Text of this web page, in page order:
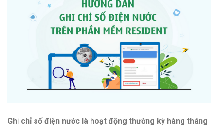
Ghi chỉ số điện nước là hoạt động thường kỳ hàng tháng